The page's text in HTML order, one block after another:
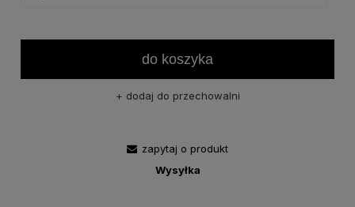
do koszyka
dodaj do przechowalni
zapytaj o produkt
Wysyłka